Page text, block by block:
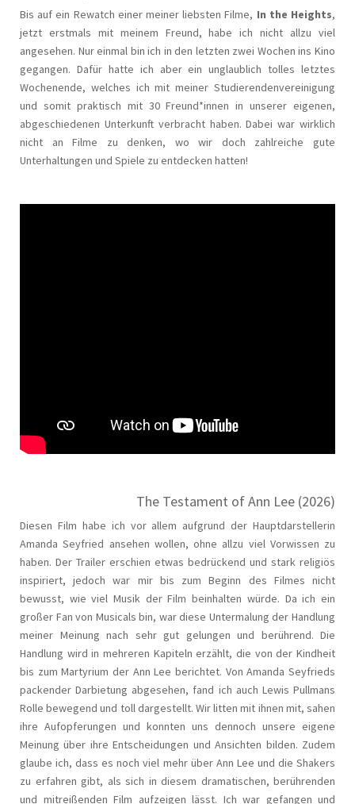
Bis auf ein Rewatch einer meiner liebsten Filme, In the Heights,
jetzt erstmals mit meinem Freund, habe ich nicht allzu viel
angesehen. Nur einmal bin ich in den letzten zwei Wochen ins Kino
gegangen. Dafür hatte ich aber ein unglaublich tolles letztes
Wochenende, welches ich mit meiner Studierendenvereinigung
und somit praktisch mit 30 Freund*innen in unserer eigenen,
abgeschiedenen Unterkunft verbracht haben. Dabei war wirklich
nicht an Filme zu denken, wo wir doch zahlreiche gute
Unterhaltungen und Spiele zu entdecken hatten!
The Testament of Ann Lee (2026)
Diesen Film habe ich vor allem aufgrund der Hauptdarstellerin
Amanda Seyfried ansehen wollen, ohne allzu viel Vorwissen zu
haben. Der Trailer erschien etwas bedrückend und stark religiös
inspiriert, jedoch war mir bis zum Beginn des Filmes nicht
bewusst, wie viel Musik der Film beinhalten würde. Da ich ein
großer Fan von Musicals bin, war diese Untermalung der Handlung
meiner Meinung nach sehr gut gelungen und berührend. Die
Handlung wird in mehreren Kapiteln erzählt, die von der Kindheit
bis zum Martyrium der Ann Lee berichtet. Von Amanda Seyfrieds
packender Darbietung abgesehen, fand ich auch Lewis Pullmans
Rolle bewegend und toll dargestellt. Wir litten mit ihnen mit, sahen
ihre Aufopferungen und konnten uns dennoch unsere eigene
Meinung über ihre Entscheidungen und Ansichten bilden. Zudem
glaube ich, dass es noch viel mehr über Ann Lee und die Shakers
zu erfahren gibt, als sich in diesem dramatischen, berührenden
und mitreißenden Film aufzeigen lässt. Ich war gefangen und